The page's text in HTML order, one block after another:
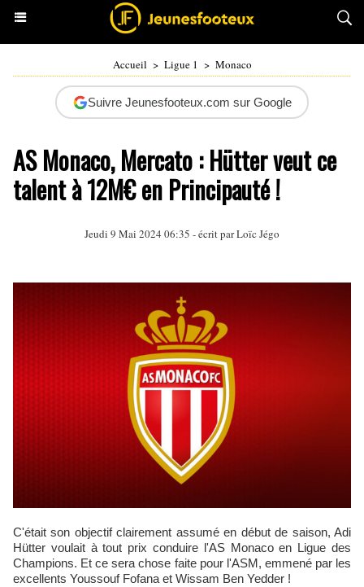
Accueil > Ligue 1 > Monaco
Suivre Jeunesfooteux.com sur Google
AS Monaco, Mercato : Hütter veut ce
talent à 12M€ en Principauté !
Jeudi 9 Mai 2024 06:35 - écrit parLoïc Jégo
C'était son objectif clairement assumé en début de saison, Adi
Hütter voulait à tout prix conduire l'AS Monaco en Ligue des
Champions. Et ce sera chose faite pour l'ASM, emmené par les
excellents Youssouf Fofana et Wissam Ben Yedder !